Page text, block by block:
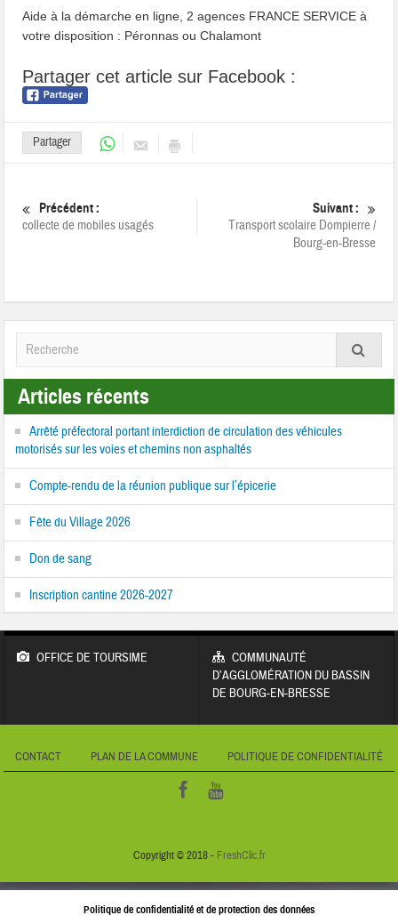
Aide à la démarche en ligne, 2 agences FRANCE SERVICE à
votre disposition : Péronnas ou Chalamont
Partager cet article sur Facebook :
Partager
Précédent :
collecte de mobiles usagés
Suivant :
Transport scolaire Dompierre /
Bourg-en-Bresse
Articles récents
Arrêté préfectoral portant interdiction de circulation des véhicules
motorisés sur les voies et chemins non asphaltés
Compte-rendu de la réunion publique sur l’épicerie
Fête du Village 2026
Don de sang
Inscription cantine 2026-2027
OFFICE DE TOURSIME
COMMUNAUTÉ
D’AGGLOMÉRATION DU BASSIN
DE BOURG-EN-BRESSE
CONTACT PLAN DE LA COMMUNE POLITIQUE DE CONFIDENTIALITÉ
Copyright © 2018 - FreshClic.fr
Politique de confidentialité et de protection des données